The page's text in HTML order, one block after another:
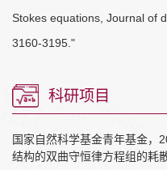
Stokes equations, Journal of
3160-3195."
科研项目
国家自然科学基金青年基金，
结构的双曲守恒律方程组的耗